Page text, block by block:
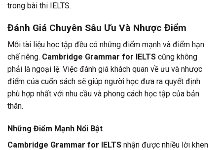
trong bài thi IELTS.
Đánh Giá Chuyên Sâu Ưu Và Nhược Điểm
Mỗi tài liệu học tập đều có những điểm mạnh và điểm hạn
chế riêng. Cambridge Grammar for IELTS cũng không
phải là ngoại lệ. Việc đánh giá khách quan về ưu và nhược
điểm của cuốn sách sẽ giúp người học đưa ra quyết định
phù hợp nhất với nhu cầu và phong cách học tập của bản
thân.
Những Điểm Mạnh Nổi Bật
Cambridge Grammar for IELTS nhận được nhiều lời khen